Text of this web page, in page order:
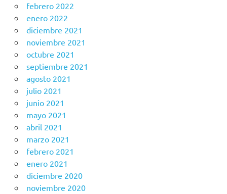
febrero 2022
enero 2022
diciembre 2021
noviembre 2021
octubre 2021
septiembre 2021
agosto 2021
julio 2021
junio 2021
mayo 2021
abril 2021
marzo 2021
febrero 2021
enero 2021
diciembre 2020
noviembre 2020